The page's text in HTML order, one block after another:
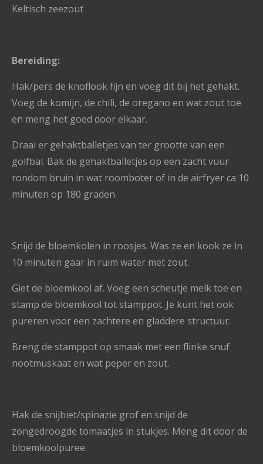
Keltisch zeezout
Bereiding:
Hak/pers de knoflook fijn en voeg dit bij het gehakt.
Voeg de komijn, de chili, de oregano en wat zout toe
en meng het goed door elkaar.
Draai er gehaktballetjes van ter grootte van een
golfbal. Bak de gehaktballetjes op een zacht vuur
rondom bruin in wat roomboter of in de airfryer ca 10
minuten op 180 graden.
Snijd de bloemkolen in roosjes. Was ze en kook ze in
10 minuten gaar in ruim water met zout.
Giet de bloemkool af. Voeg een scheutje melk toe en
stamp de bloemkool tot stamppot. Je kunt het ook
pureren voor een zachtere en gladdere structuur.
Breng de stamppot op smaak met een flinke snuf
nootmuskaat en wat peper en zout.
Hak de snijbiet/spinazie grof en snijd de
zongedroogde tomaatjes in stukjes. Meng dit door de
bloemkoolpuree.